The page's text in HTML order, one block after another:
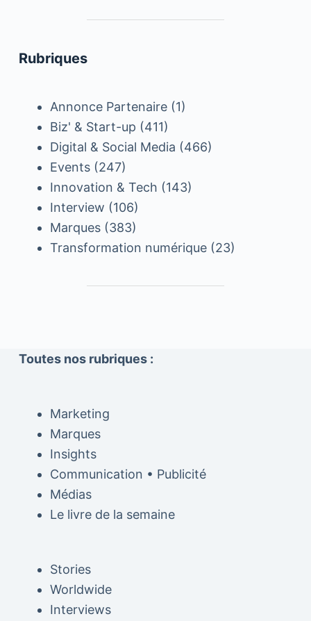
Rubriques
Annonce Partenaire(1)
Biz' & Start-up (411)
Digital & Social Media (466)
Events(247)
Innovation & Tech (143)
Interview (106)
Marques(383)
Transformation numérique(23)
Toutes nos rubriques :
Marketing
Marques
Insights
Communication • Publicité
Médias
Le livre de la semaine
Stories
Worldwide
Interviews